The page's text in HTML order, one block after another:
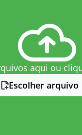
aqui ou
Escolher arquivo